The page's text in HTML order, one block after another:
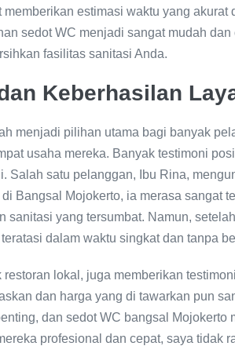
estimasi waktu yang akurat
sedot WC menjadi sangat mudah dan
fasilitas sanitasi Anda.
Keberhasilan
menjadi pilihan utama bagi banyak
usaha mereka. Banyak testimoni
Salah satu pelanggan, Ibu Rina,
Bangsal Mojokerto, ia merasa sangat
sanitasi yang tersumbat. Namun,
dalam waktu singkat dan tanpa
lokal, juga memberikan
dan harga yang di tawarkan pun
dan sedot WC bangsal Mojokerto
profesional dan cepat, saya tidak